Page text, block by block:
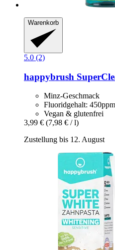
Warenkorb
5.0 (2)
happybrush
Minz-Geschmack
Fluoridgehalt: 450ppm
Vegan & glutenfrei
3,99 € (7,98 € / l)
Zustellung bis 12. August